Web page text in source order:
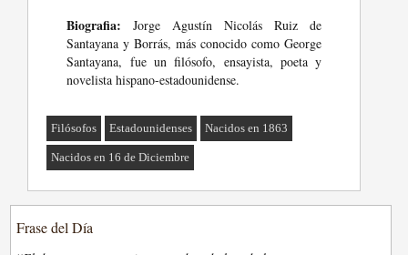
Biografia: Jorge Agustín Nicolás Ruiz de
Santayana y Borrás, más conocido como George
Santayana, fue un filósofo, ensayista, poeta y
novelista hispano-estadounidense.
Filósofos Estadounidenses Nacidos en 1863
Nacidos en 16 de Diciembre
Frase del Día